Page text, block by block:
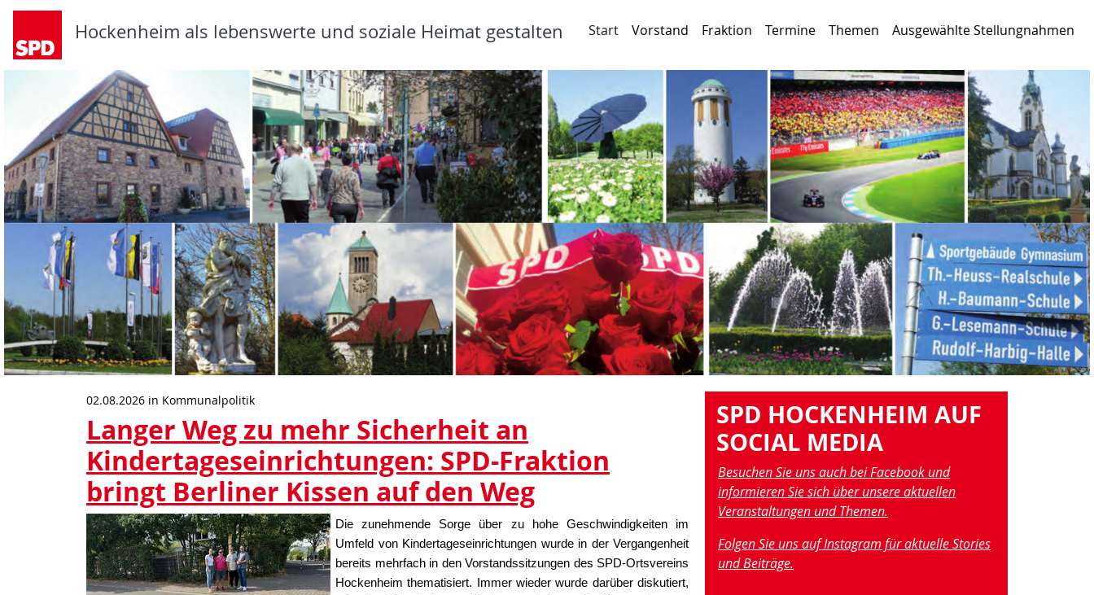
Hockenheim als lebenswerte und soziale Heimat gestalten Start Vorstand Fraktion Termine Themen Ausgewählte Stellungnahmen
02.08.2026 in Kommunalpolitik
Langer Weg zu mehr Sicherheit an
Kindertageseinrichtungen: SPD-Fraktion
bringt Berliner Kissen auf den Weg
Die zunehmende Sorge über zu hohe Geschwindigkeiten im
Umfeld von Kindertageseinrichtungen wurde in der Vergangenheit
bereits mehrfach in den Vorstandssitzungen des SPD-Ortsvereins
Hockenheim thematisiert. Immer wieder wurde darüber diskutiert,
SPD HOCKENHEIM AUF
SOCIAL MEDIA
Besuchen Sie uns auch bei Facebook und
informieren Sie sich über unsere aktuellen
Veranstaltungen und Themen.
Folgen Sie uns auf Instagram für aktuelle Stories
und Beiträge.